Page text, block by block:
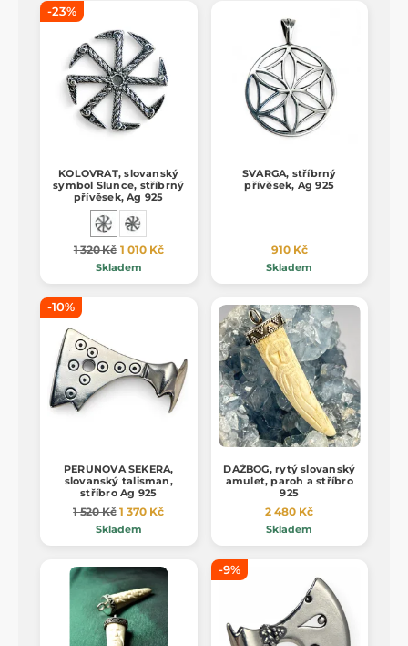
-23%
KOLOVRAT, slovanský
symbol Slunce, stříbrný
přívěsek, Ag 925
1 320 Kč 1 010 Kč
Skladem
SVARGA, stříbrný
přívěsek, Ag 925
910 Kč
Skladem
-10%
PERUNOVA SEKERA,
slovanský talisman,
stříbro Ag 925
1 520 Kč 1 370 Kč
Skladem
DAŽBOG, rytý slovanský
amulet, paroh a stříbro
925
2 480 Kč
Skladem
-9%